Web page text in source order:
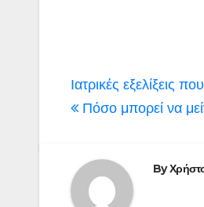
Πλοήγηση
άρθρων
Ιατρικές εξελίξεις
Πόσο μπορεί να
By